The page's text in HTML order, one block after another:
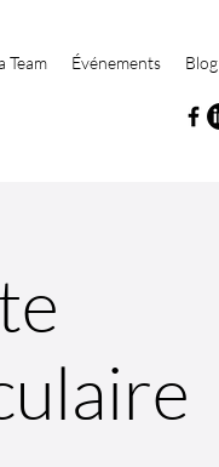
Team Événements Blog